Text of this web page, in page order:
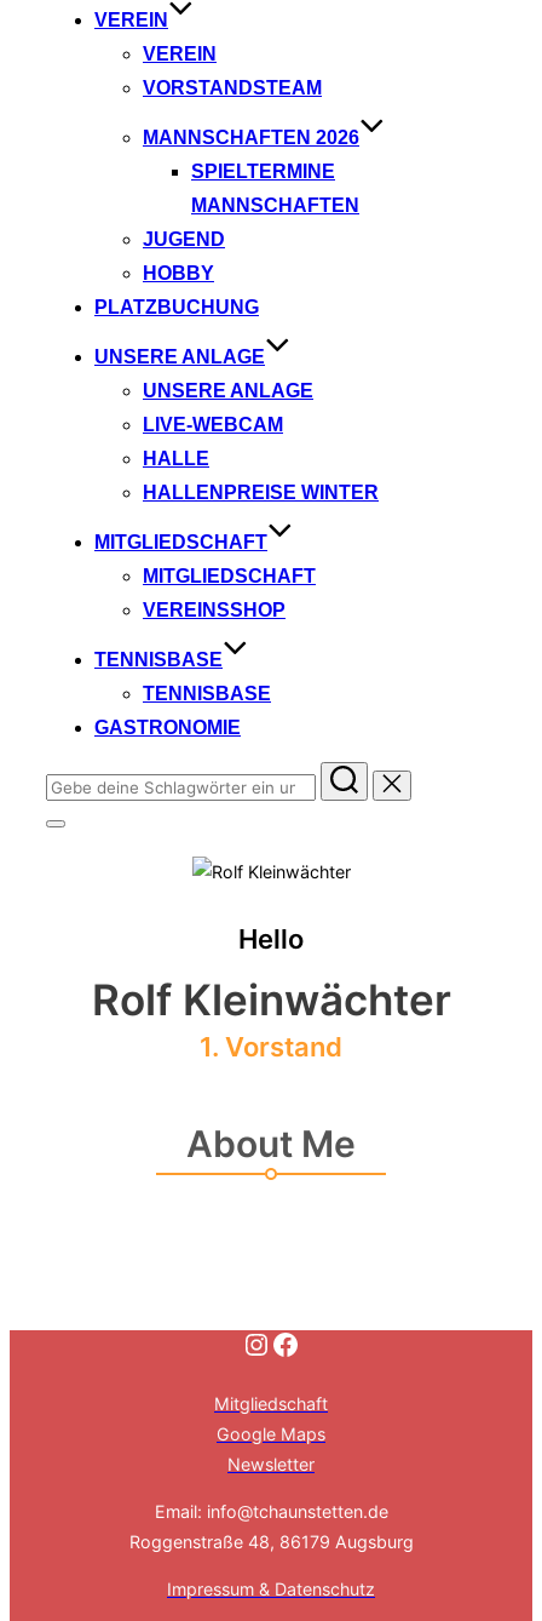
VEREIN
VEREIN
VORSTANDSTEAM
MANNSCHAFTEN 2026
SPIELTERMINE
MANNSCHAFTEN
JUGEND
HOBBY
PLATZBUCHUNG
UNSERE ANLAGE
UNSERE ANLAGE
LIVE-WEBCAM
HALLE
HALLENPREISE WINTER
MITGLIEDSCHAFT
MITGLIEDSCHAFT
VEREINSSHOP
TENNISBASE
TENNISBASE
GASTRONOMIE
Suchen
nach:
Seitenleiste
Hello
Rolf Kleinwächter
1. Vorstand
About Me
Instagram
Facebook
Mitgliedschaft
Google Maps
Newsletter
Email: info@tchaunstetten.de
Roggenstraße 48, 86179 Augsburg
Impressum & Datenschutz